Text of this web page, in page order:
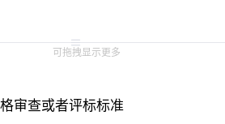
可拖拽显示更多
审查或者评标标准